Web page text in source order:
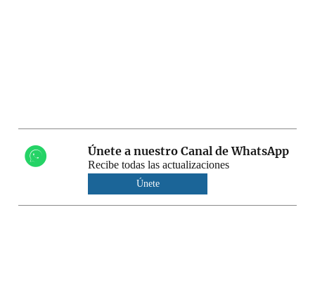
Únete a nuestro Canal de WhatsApp
Recibe todas las actualizaciones
Únete